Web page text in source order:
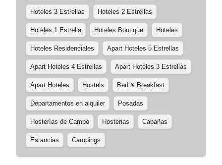
Hoteles 3 Estrellas Hoteles 2 Estrellas
Hoteles 1 Estrella Hoteles Boutique Hoteles
Hoteles Residenciales Apart Hoteles 5 Estrellas
Apart Hoteles 4 Estrellas Apart Hoteles 3 Estrellas
Apart Hoteles Hostels Bed & Breakfast
Departamentos en alquiler Posadas
Hosterías de Campo Hosterias Cabañas
Estancias Campings